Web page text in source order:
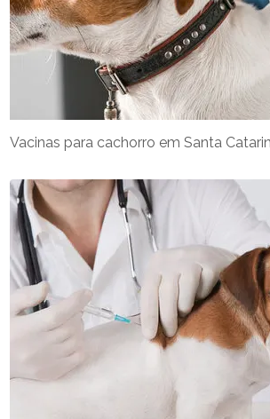
Vacinas para cachorro em Santa